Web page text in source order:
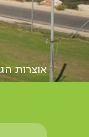
אוצרות